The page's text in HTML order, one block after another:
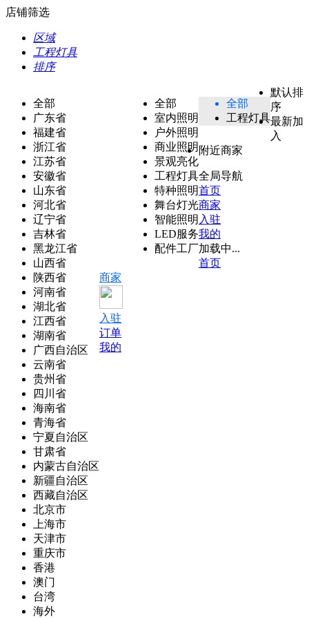
店铺筛选
区域
工程灯具
排序
全部
广东省
福建省
浙江省
江苏省
安徽省
山东省
河北省
辽宁省
吉林省
黑龙江省
山西省
陕西省
河南省
湖北省
江西省
湖南省
广西自治区
云南省
贵州省
四川省
海南省
青海省
宁夏自治区
甘肃省
内蒙古自治区
新疆自治区
西藏自治区
北京市
上海市
天津市
重庆市
香港
澳门
台湾
海外
全部
室内照明
户外照明
商业照明
景观亮化
工程灯具
特种照明
舞台灯光
智能照明
LED服务
配件工厂
全部
工程灯具
默认排
序
最新加
入
附近商家
全局导航
首页
商家
入驻
我的
加载中...
首页
商家
入驻
订单
我的